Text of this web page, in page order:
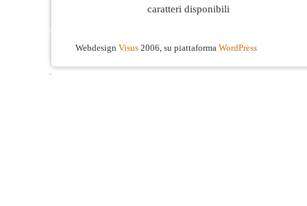
caratteri disponibili
Webdesign Visus 2006, su piattaforma WordPress